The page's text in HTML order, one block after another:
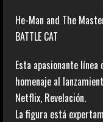
He-Man and The
BATTLE CAT
Esta apasionante
homenaje al
Netflix, Revelación.
La figura está